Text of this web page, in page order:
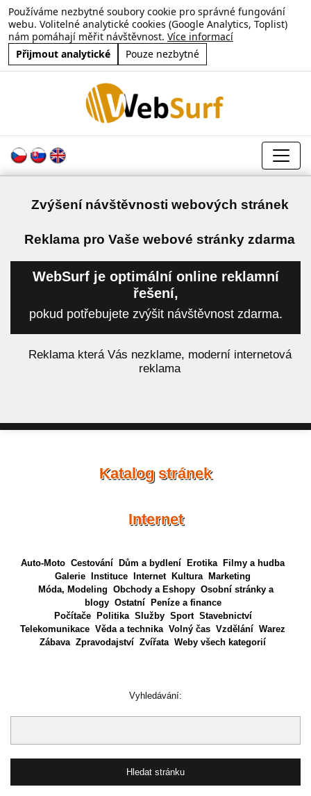
Používáme nezbytné soubory cookie pro správné fungování
webu. Volitelné analytické cookies (Google Analytics, Toplist)
nám pomáhají měřit návštěvnost. Více informací
Přijmout analytické
Pouze nezbytné
Zvýšení návštěvnosti webových stránek
Reklama pro Vaše webové stránky zdarma
WebSurf je optimální online reklamní
řešení,
pokud potřebujete zvýšit návštěvnost zdarma.
Reklama která Vás nezklame, moderní internetová
reklama
Katalog stránek
Internet
Auto-Moto Cestování Dům a bydlení Erotika
Filmy a hudba
Galerie
Instituce Internet Kultura
Marketing
Móda, Modeling Obchody a Eshopy Osobní stránky a
blogy Ostatní
Peníze a finance
Počítače
Politika Služby Sport Stavebnictví
Telekomunikace Věda a technika Volný čas Vzdělání Warez
Zábava Zpravodajství Zvířata Weby všech kategorií
Vyhledávání: